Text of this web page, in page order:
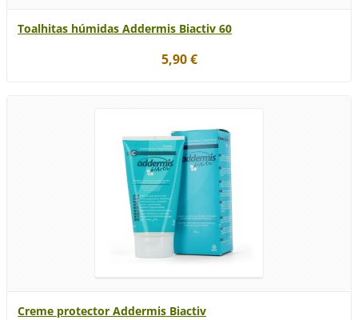
Toalhitas húmidas Addermis Biactiv 60
5,90 €
Creme protector Addermis Biactiv